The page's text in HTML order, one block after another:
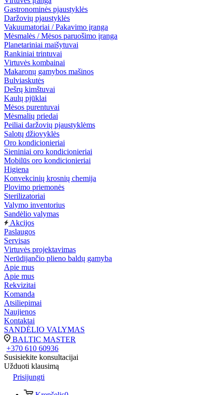
Gastronominės pjaustyklės
Daržovių pjaustyklės
Vakuumatoriai / Pakavimo įranga
Mėsmalės / Mėsos paruošimo įranga
Planetariniai maišytuvai
Rankiniai trintuvai
Virtuvės kombainai
Makaronų gamybos mašinos
Bulviaskutės
Dešrų kimštuvai
Kaulų pjūklai
Mėsos purentuvai
Mėsmalių priedai
Peiliai daržovių pjaustyklėms
Salotų džiovyklės
Oro kondicionieriai
Sieniniai oro kondicionieriai
Mobilūs oro kondicionieriai
Higiena
Konvekcinių krosnių chemija
Plovimo priemonės
Sterilizatoriai
Valymo inventorius
Sandėlio valymas
Akcijos
Paslaugos
Servisas
Virtuvės projektavimas
Nerūdijančio plieno baldų gamyba
Apie mus
Apie mus
Rekvizitai
Komanda
Atsiliepimai
Naujienos
Kontaktai
SANDĖLIO VALYMAS
BALTIC MASTER
+370 610 60936
Susisiekite konsultacijai
Užduoti klausimą
Prisijungti